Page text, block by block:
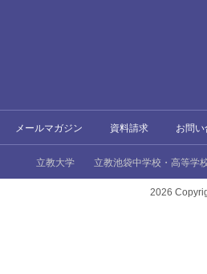
メールマガジン 資料請求 お問い
立教大学 立教池袋中学校・高等学
2026